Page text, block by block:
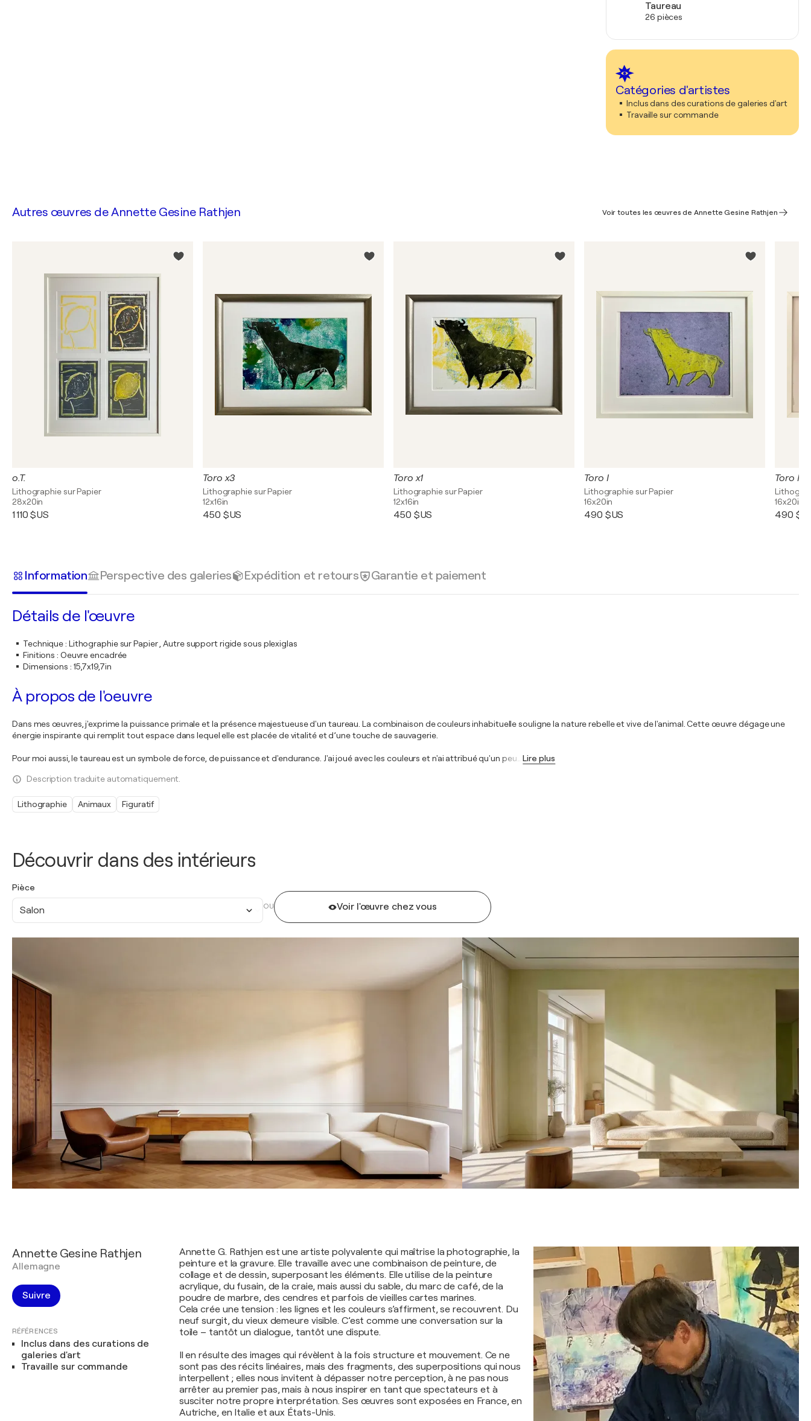
Taureau
26 pièces
Catégories d'artistes
Inclus dans des curations de galeries d'art
Travaille sur commande
Découvrir dans des intérieurs
Pièce
Salon OU Voir l'œuvre chez vous
Autres œuvres deAnnette Gesine Rathjen Voir toutes les œuvres de Annette Gesine Rathjen
o.T.
Lithographie sur Papier
28x20in
1 110 $US
Toro x3
Lithographie sur Papier
12x16in
450 $US
Toro x1
Lithographie sur Papier
12x16in
450 $US
Toro I
Lithographie sur Papier
16x20in
490 $US
Toro II
16x20in
490
Information Perspective des galeries Expédition et retours Garantie et paiement
Détails de l'œuvre
Technique: Lithographie sur Papier , Autre support rigide sous plexiglas
Finitions : Oeuvre encadrée
Dimensions : 15,7x19,7in
À propos de l'oeuvre
Dans mes œuvres, j'exprime la puissance primale et la présence majestueuse d'un taureau. La combinaison de couleurs inhabituelle souligne la nature rebelle et vive de l'animal. Cette œuvre dégage une
énergie inspirante qui remplit tout espace dans lequel elle est placée de vitalité et d’une touche de sauvagerie.
Pour moi aussi, le taureau est un symbole de force, de puissance et d'endurance. J'ai joué avec les couleurs et n'ai attribué qu'un peu Lire plus
Description traduite automatiquement.
Lithographie Animaux Figuratif
Annette Gesine Rathjen
Allemagne
Suivre
RÉFÉRENCES
Inclus dans des curations de
galeries d'art
Travaille sur commande
Annette G. Rathjen est une artiste polyvalente qui maîtrise la photographie, la
peinture et la gravure. Elle travaille avec une combinaison de peinture, de
collage et de dessin, superposant les éléments. Elle utilise de la peinture
acrylique, du fusain, de la craie, mais aussi du sable, du marc de café, de la
poudre de marbre, des cendres et parfois de vieilles cartes marines.
Cela crée une tension : les lignes et les couleurs s’affirment, se recouvrent. Du
neuf surgit, du vieux demeure visible. C’est comme une conversation sur la
toile – tantôt un dialogue, tantôt une dispute.
Il en résulte des images qui révèlent à la fois structure et mouvement. Ce ne
sont pas des récits linéaires, mais des fragments, des superpositions qui nous
interpellent ; elles nous invitent à dépasser notre perception, à ne pas nous
arrêter au premier pas, mais à nous inspirer en tant que spectateurs et à
susciter notre propre interprétation. Ses œuvres sont exposées en France, en
Autriche, en Italie et aux États-Unis.